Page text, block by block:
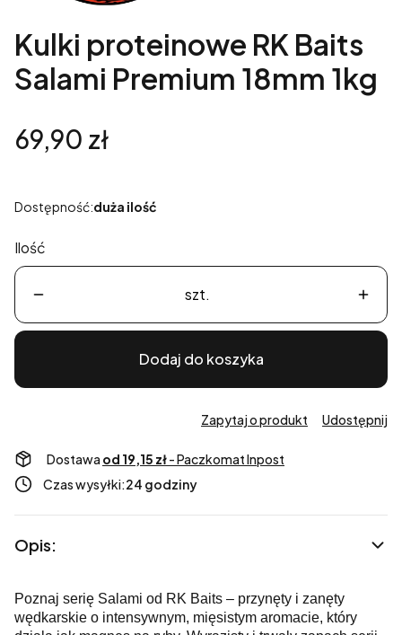
Kulki proteinowe RK Baits
Salami Premium 18mm 1kg
Cena
69,90 zł
Dostępność:duża ilość
Ilość
szt.
Dodaj do koszyka
Zapytaj o produkt Udostępnij
Dostawa od 19,15 zł- Paczkomat Inpost
Czas wysyłki:24 godziny
Opis:
Poznaj serię Salami od RK Baits – przynęty i zanęty
wędkarskie o intensywnym, mięsistym aromacie, który